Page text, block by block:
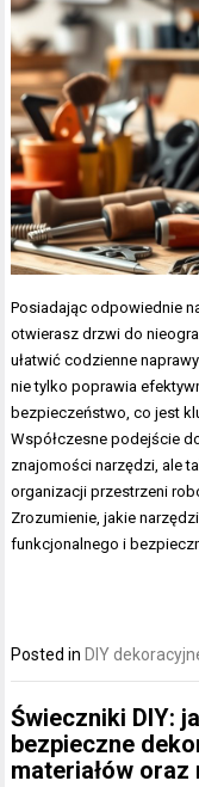
Posiadając odpowiednie
otwierasz drzwi do
ułatwić codzienne
nie tylko poprawia
bezpieczeństwo, co jest
Współczesne podejście
znajomości narzędzi, ale
organizacji przestrzeni
Zrozumienie, jakie
funkcjonalnego i
Posted inDIY
Świeczniki DIY:
bezpieczne
materiałów oraz